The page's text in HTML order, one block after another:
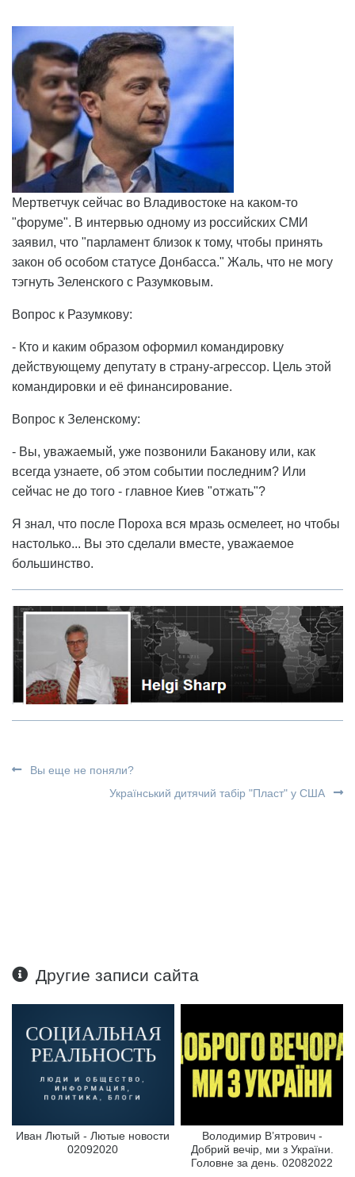
Мертветчук сейчас во Владивостоке на каком-то
"форуме". В интервью одному из российских СМИ
заявил, что "парламент близок к тому, чтобы принять
закон об особом статусе Донбасса." Жаль, что не могу
тэгнуть Зеленского с Разумковым.
Вопрос к Разумкову:
- Кто и каким образом оформил командировку
действующему депутату в страну-агрессор. Цель этой
командировки и её финансирование.
Вопрос к Зеленскому:
- Вы, уважаемый, уже позвонили Баканову или, как
всегда узнаете, об этом событии последним? Или
сейчас не до того - главное Киев "отжать"?
Я знал, что после Пороха вся мразь осмелеет, но чтобы
настолько... Вы это сделали вместе, уважаемое
большинство.
Вы еще не поняли?
Український дитячий табір "Пласт" у США
Другие записи сайта
Иван Лютый - Лютые новости
02092020
Володимир В’ятрович -
Добрий вечір, ми з України.
Головне за день. 02082022